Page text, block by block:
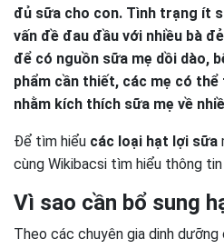
đủ sữa cho con. Tình trạng ít
vấn đề đau đầu với nhiều bà
để có nguồn sữa mẹ dồi dào,
phẩm cần thiết, các mẹ có
nhằm kích thích sữa mẹ về
Để tìm hiểu các loại hạt lợi sữa
cùng Wikibacsi tìm hiểu thông
Vì sao cần bổ sung
Theo các chuyên gia dinh dưỡng